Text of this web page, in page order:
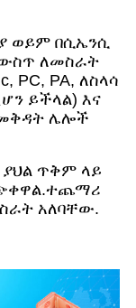
ወይም በሲኤንሲ
ለመስራት
PC, PA, ለስላሳ
ይችላል) እና
ሌሎች
ያህል ጥቅም ላይ
አለባቸው.